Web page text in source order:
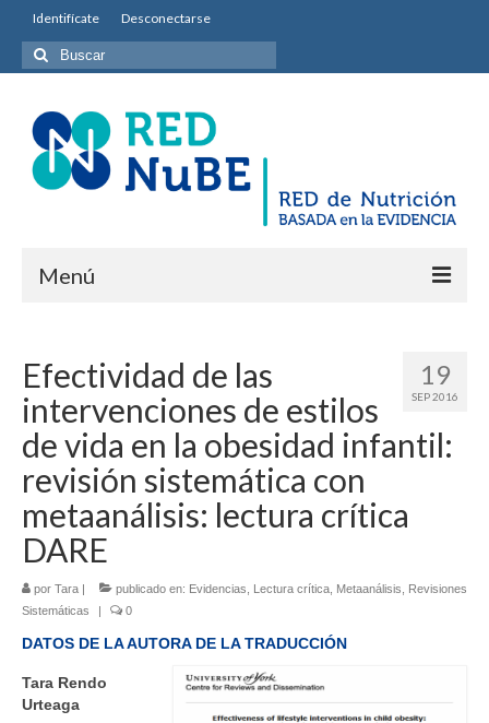
Identifícate Desconectarse
Buscar
por:
Menú
Equipo permanente
Misión y Objetivos
Entidades colaboradoras
RECURSOS
Herramientas
Manuales
Publicaciones de interés
COMUNIDAD DE APRENDIZAJE
19
SEP 2016
Efectividad de las
intervenciones de estilos
de vida en la obesidad infantil:
revisión sistemática con
metaanálisis: lectura crítica
DARE
por Tara | publicado en: Evidencias Lectura crítica Metaanálisis
Revisiones
Sistemáticas
| 0
DATOS DE LA AUTORA DE LA TRADUCCIÓN
Tara Rendo
Urteaga